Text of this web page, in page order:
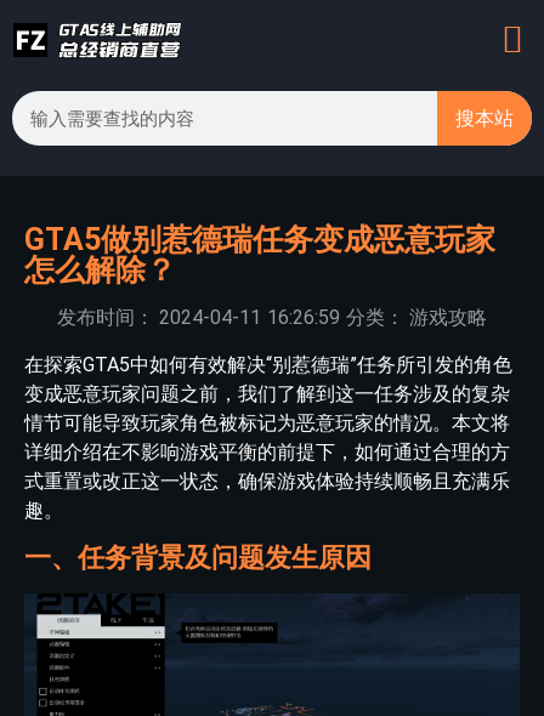
搜本站
GTA5做别惹德瑞任务变成恶意玩家
怎么解除？
发布时间： 2024-04-11 16:26:59 分类： 游戏攻略
在探索GTA5中如何有效解决“别惹德瑞”任务所引发的角色
变成恶意玩家问题之前，我们了解到这一任务涉及的复杂
情节可能导致玩家角色被标记为恶意玩家的情况。本文将
详细介绍在不影响游戏平衡的前提下，如何通过合理的方
式重置或改正这一状态，确保游戏体验持续顺畅且充满乐
趣。
一、任务背景及问题发生原因